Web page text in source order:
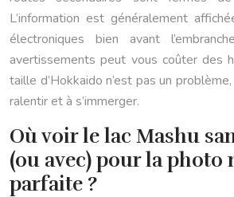
L’information est généralement
électroniques bien avant
avertissements peut vous coûter des
taille d’Hokkaido n’est pas un
ralentir et à s’immerger.
Où voir le lac Mashu
(ou avec) pour la photo
parfaite ?